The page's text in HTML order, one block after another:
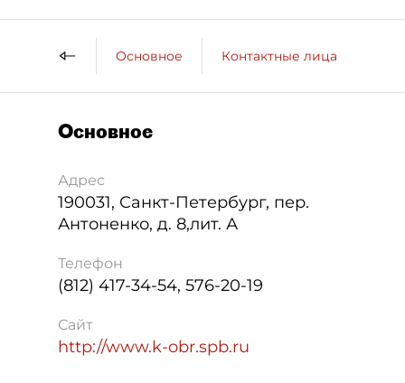
Основное Контактные лица
Основное
Адрес
190031, Санкт-Петербург, пер.
Антоненко, д. 8,лит. А
Телефон
(812) 417-34-54, 576-20-19
Сайт
http://www.k-obr.spb.ru